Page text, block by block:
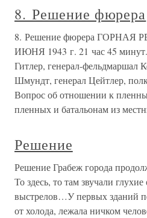
8. Решение фюрера
8. Решение фюрера ГОРНАЯ
ИЮНЯ 1943 г. 21 час 45
Гитлер, генерал-фельдмаршал
Шмундт, генерал Цейтлер,
Вопрос об отношении к
пленных и батальонам из
Решение
Решение Грабеж города
То здесь, то там звучали
выстрелов…У первых зданий
от холода, лежала ничком